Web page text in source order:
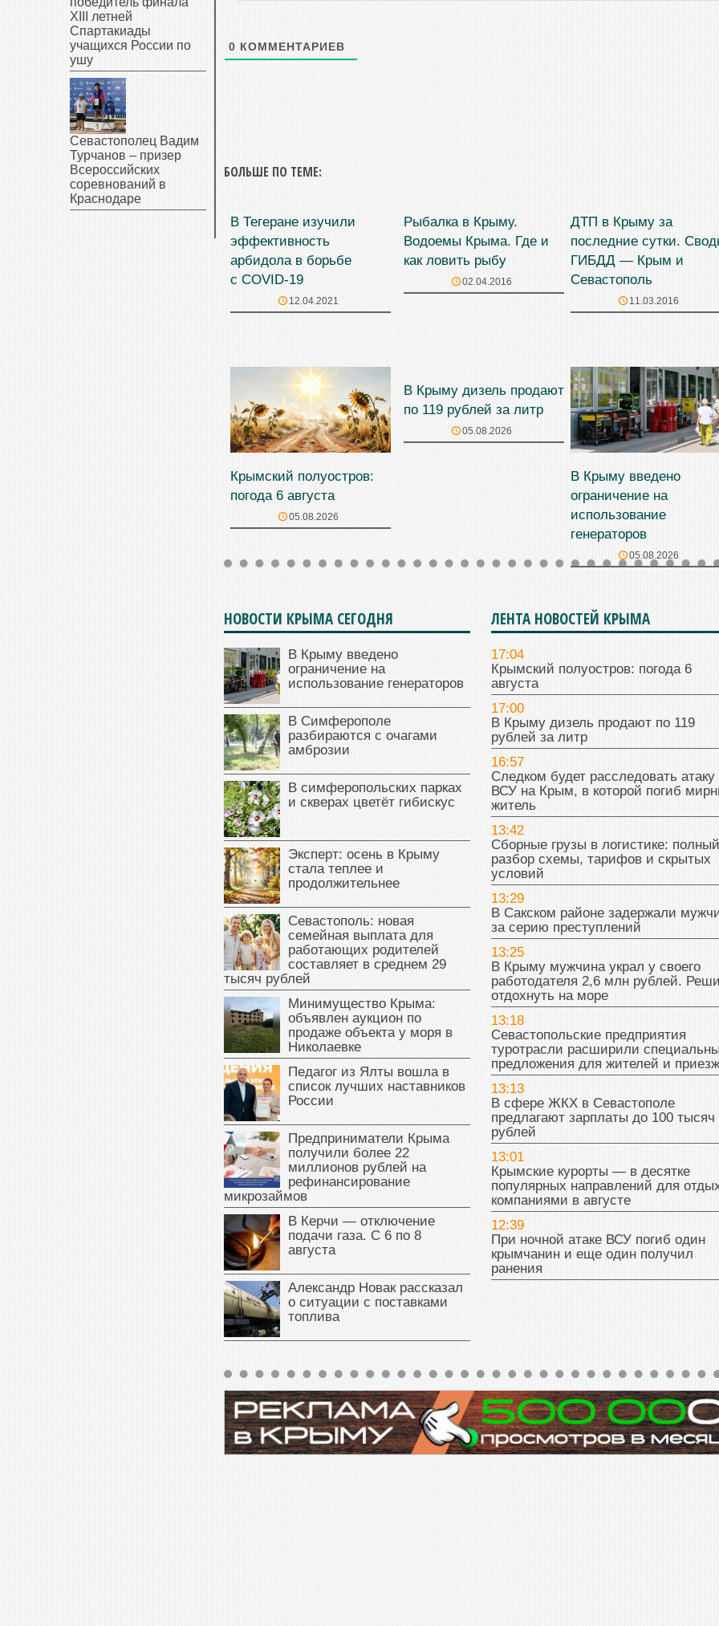
0 КОММЕНТАРИЕВ
БОЛЬШЕ ПО ТЕМЕ:
В Тегеране изучили
эффективность
арбидола в борьбе
с COVID-19
12.04.2021
Рыбалка в Крыму.
Водоемы Крыма. Где и
как ловить рыбу
02.04.2016
ДТП в Крыму за
последние сутки.
ГИБДД — Крым и
Севастополь
11.03.2016
Крымский полуостров:
погода 6 августа
05.08.2026
В Крыму дизель продают
по 119 рублей за литр
05.08.2026
В Крыму введено
ограничение на
использование
генераторов
05.08.2026
НОВОСТИ КРЫМА СЕГОДНЯ
В Крыму введено
ограничение на
использование генераторов
В Симферополе
разбираются с очагами
амброзии
В симферопольских парках
и скверах цветёт гибискус
Эксперт: осень в Крыму
стала теплее и
продолжительнее
Севастополь: новая
семейная выплата для
работающих родителей
составляет в среднем 29
тысяч рублей
Минимущество Крыма:
объявлен аукцион по
продаже объекта у моря в
Николаевке
Педагог из Ялты вошла в
список лучших наставников
России
Предприниматели Крыма
получили более 22
миллионов рублей на
рефинансирование
микрозаймов
В Керчи — отключение
подачи газа. С 6 по 8
августа
Александр Новак рассказал
о ситуации с поставками
топлива
ЛЕНТА НОВОСТЕЙ КРЫМА
17:04
Крымский полуостров: погода 6
августа
17:00
В Крыму дизель продают по 119
рублей за литр
16:57
Следком будет расследовать атаку
ВСУ на Крым, в которой погиб
житель
13:42
Сборные грузы в логистике: полный
разбор схемы, тарифов и скрытых
условий
13:29
В Сакском районе задержали
за серию преступлений
13:25
В Крыму мужчина украл у своего
работодателя 2,6 млн рублей.
отдохнуть на море
13:18
Севастопольские предприятия
туротрасли расширили
предложения для жителей и
13:13
В сфере ЖКХ в Севастополе
предлагают зарплаты до 100 тысяч
рублей
13:01
Крымские курорты — в десятке
популярных направлений для
компаниями в августе
12:39
При ночной атаке ВСУ погиб один
крымчанин и еще один получил
ранения
XIII летней
Спартакиады
учащихся России по
ушу
Севастополец Вадим
Турчанов – призер
Всероссийских
соревнований в
Краснодаре